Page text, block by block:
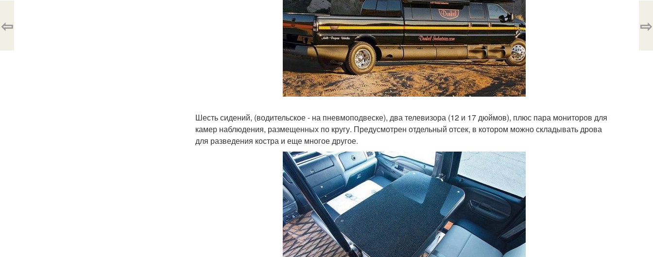
Шесть сидений, (водительское - на пневмоподвеске), два телевизора (12 и 17 дюймов), плюс пара мониторов для
камер наблюдения, размещенных по кругу. Предусмотрен отдельный отсек, в котором можно складывать дрова
для разведения костра и еще многое другое.
⇦ ⇨